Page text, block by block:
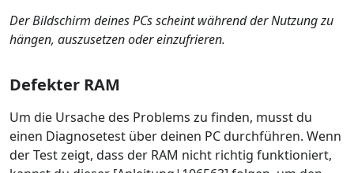
Der Bildschirm deines PCs scheint während der Nutzung zu
hängen, auszusetzen oder einzufrieren.
Defekter RAM
Um die Ursache des Problems zu finden, musst du
einen Diagnosetest über deinen PC durchführen. Wenn
der Test zeigt, dass der RAM nicht richtig funktioniert,